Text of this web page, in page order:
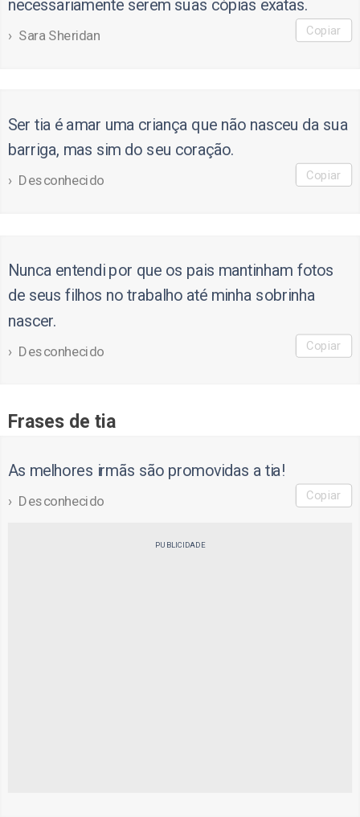
necessariamente serem suas cópias exatas.
Sara Sheridan Copiar
Ser tia é amar uma criança que não nasceu da sua
barriga, mas sim do seu coração.
Desconhecido Copiar
Nunca entendi por que os pais mantinham fotos
de seus filhos no trabalho até minha sobrinha
nascer.
Desconhecido Copiar
Frases de tia
As melhores irmãs são promovidas a tia!
Desconhecido Copiar
PUBLICIDADE